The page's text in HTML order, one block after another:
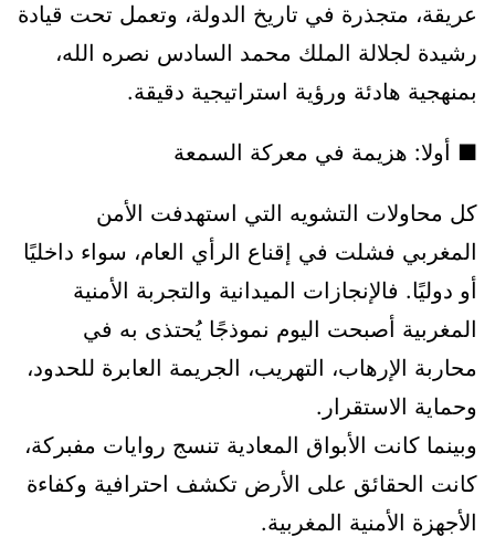
عريقة، متجذرة في تاريخ الدولة، وتعمل تحت قيادة
رشيدة لجلالة الملك محمد السادس نصره الله،
بمنهجية هادئة ورؤية استراتيجية دقيقة.
■ أولا: هزيمة في معركة السمعة
كل محاولات التشويه التي استهدفت الأمن
المغربي فشلت في إقناع الرأي العام، سواء داخليًا
أو دوليًا. فالإنجازات الميدانية والتجربة الأمنية
المغربية أصبحت اليوم نموذجًا يُحتذى به في
محاربة الإرهاب، التهريب، الجريمة العابرة للحدود،
وحماية الاستقرار.
وبينما كانت الأبواق المعادية تنسج روايات مفبركة،
كانت الحقائق على الأرض تكشف احترافية وكفاءة
الأجهزة الأمنية المغربية.